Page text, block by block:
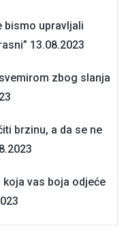
bismo upravljali
13.08.2023
zbog slanja
brzinu, a da se ne
vas boja odjeće